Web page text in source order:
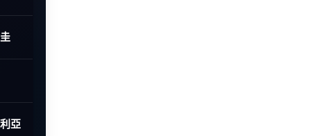
亞